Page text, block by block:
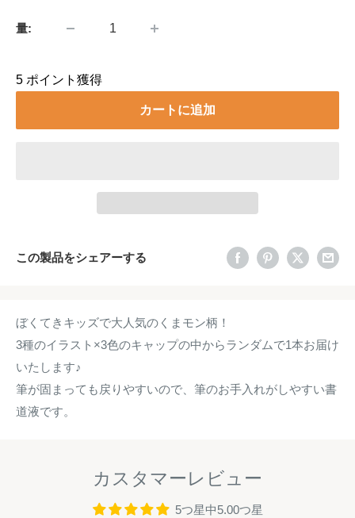
量:
5 ポイント獲得
カートに追加
この製品をシェアーする
ぼくてきキッズで大人気のくまモン柄！
3種のイラスト×3色のキャップの中からランダムで1本お届け
いたします♪
筆が固まっても戻りやすいので、筆のお手入れがしやすい書
道液です。
カスタマーレビュー
5つ星中5.00つ星